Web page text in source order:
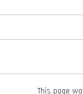
This page